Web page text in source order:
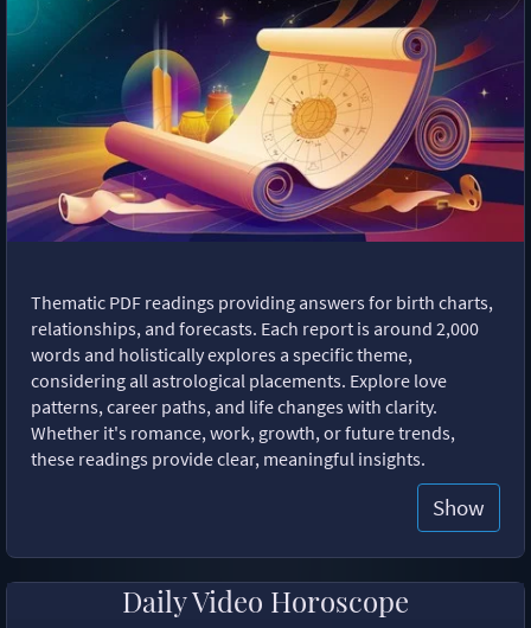
Thematic PDF readings providing answers for birth charts,
relationships, and forecasts. Each report is around 2,000
words and holistically explores a specific theme,
considering all astrological placements. Explore love
patterns, career paths, and life changes with clarity.
Whether it's romance, work, growth, or future trends,
these readings provide clear, meaningful insights.
Show
Daily Video Horoscope